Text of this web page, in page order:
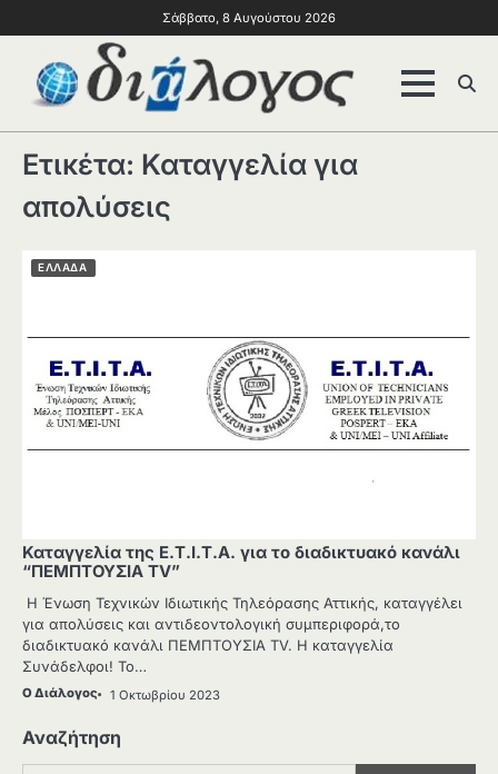
Σάββατο, 8 Αυγούστου 2026
Ετικέτα: Καταγγελία για
απολύσεις
ΕΛΛΑΔΑ
Καταγγελία της Ε.Τ.Ι.Τ.Α. για το διαδικτυακό κανάλι
“ΠΕΜΠΤΟΥΣΙΑ TV”
Η Ένωση Τεχνικών Ιδιωτικής Τηλεόρασης Αττικής, καταγγέλει
για απολύσεις και αντιδεοντολογική συμπεριφορά,το
διαδικτυακό κανάλι ΠΕΜΠΤΟΥΣΙΑ TV. Η καταγγελία
Συνάδελφοι! Το…
Ο Διάλογος 1 Οκτωβρίου 2023
Αναζήτηση